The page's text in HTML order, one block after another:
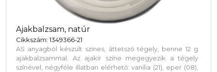
Ajakbalzsam, natúr
Cikkszám: 1349366-21
AS anyagból készült színes, áttetsző tégely, benne 12 g
ajakbalzsammal. Az ajakír színe megegyezik a tégely
színével, négyféle illatban elérhető: vanília (21), eper (08),